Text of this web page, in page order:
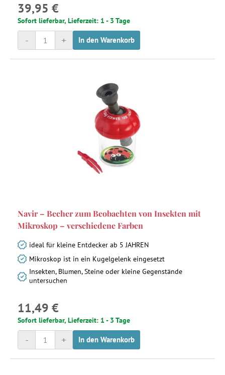
39,95 €
Sofort lieferbar, Lieferzeit: 1 - 3 Tage
+
- In den Warenkorb
Navir – Becher zum Beobachten von Insekten mit
Mikroskop – verschiedene Farben
ideal für kleine Entdecker ab 5 JAHREN
Mikroskop ist in ein Kugelgelenk eingesetzt
Insekten, Blumen, Steine oder kleine Gegenstände
untersuchen
11,49 €
Sofort lieferbar, Lieferzeit: 1 - 3 Tage
+
- In den Warenkorb